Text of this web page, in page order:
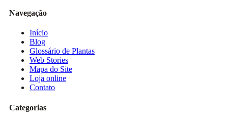
Navegação
Início
Blog
Glossário de Plantas
Web Stories
Mapa do Site
Loja online
Contato
Categorias